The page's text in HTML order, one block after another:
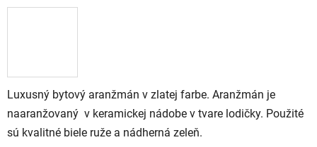
Luxusný bytový aranžmán v zlatej farbe. Aranžmán je
naaranžovaný v keramickej nádobe v tvare lodičky. Použité
sú kvalitné biele ruže a nádherná zeleň.